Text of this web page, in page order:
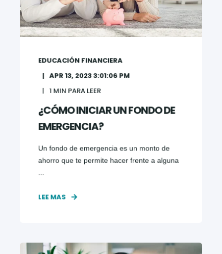
EDUCACIÓN FINANCIERA
APR 13, 2023 3:01:06 PM
1 MIN PARA LEER
¿CÓMO INICIAR UN FONDO DE
EMERGENCIA?
Un fondo de emergencia es un monto de
ahorro que te permite hacer frente a alguna
...
LEE MAS